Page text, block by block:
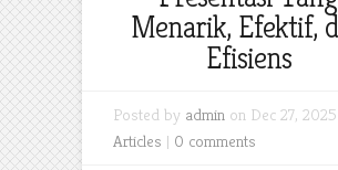
Menarik, Efektif,
Efisiens
Posted by admin on Dec 27,
Articles | 0 comments